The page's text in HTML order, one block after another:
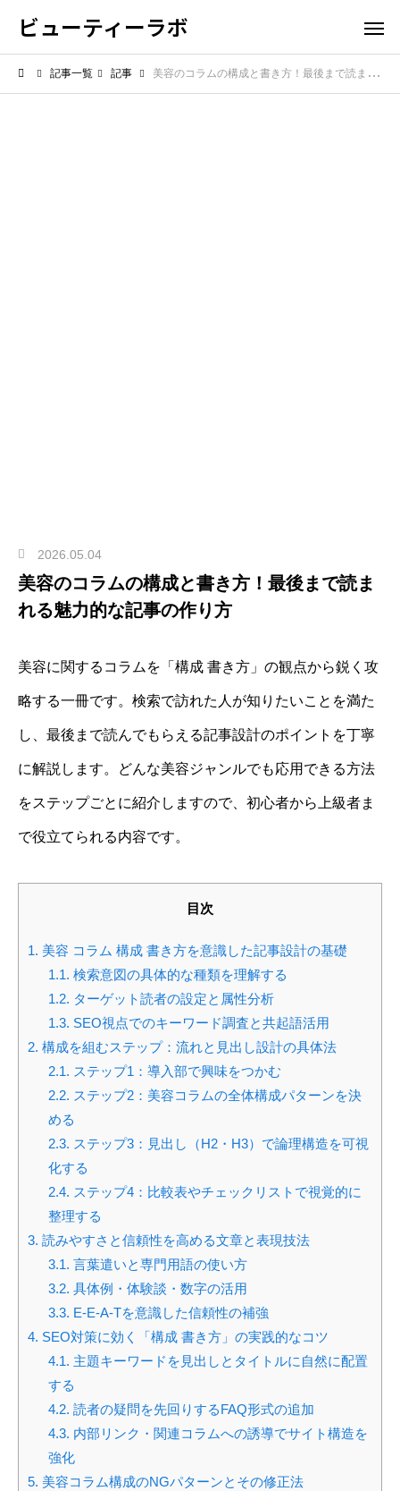
ビューティーラボ
記事一覧 記事 美容のコラムの構成と書き方！最後まで読まれる魅力的な記事の作り方
2026.05.04
美容のコラムの構成と書き方！最後まで読ま
れる魅力的な記事の作り方
美容に関するコラムを「構成 書き方」の観点から鋭く攻
略する一冊です。検索で訪れた人が知りたいことを満た
し、最後まで読んでもらえる記事設計のポイントを丁寧
に解説します。どんな美容ジャンルでも応用できる方法
をステップごとに紹介しますので、初心者から上級者ま
で役立てられる内容です。
目次
1. 美容 コラム 構成 書き方を意識した記事設計の基礎
1.1. 検索意図の具体的な種類を理解する
1.2. ターゲット読者の設定と属性分析
1.3. SEO視点でのキーワード調査と共起語活用
2. 構成を組むステップ：流れと見出し設計の具体法
2.1. ステップ1：導入部で興味をつかむ
2.2. ステップ2：美容コラムの全体構成パターンを決
める
2.3. ステップ3：見出し（H2・H3）で論理構造を可視
化する
2.4. ステップ4：比較表やチェックリストで視覚的に
整理する
3. 読みやすさと信頼性を高める文章と表現技法
3.1. 言葉遣いと専門用語の使い方
3.2. 具体例・体験談・数字の活用
3.3. E-E-A-Tを意識した信頼性の補強
4. SEO対策に効く「構成 書き方」の実践的なコツ
4.1. 主題キーワードを見出しとタイトルに自然に配置
する
4.2. 読者の疑問を先回りするFAQ形式の追加
4.3. 内部リンク・関連コラムへの誘導でサイト構造を
強化
5. 美容コラム構成のNGパターンとその修正法